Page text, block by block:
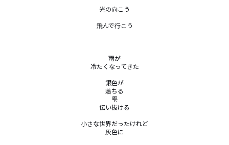
光の向こう
飛んで行こう
雨が
冷たくなってきた
銀色が
落ちる
雫
伝い抜ける
小さな世界だったけれど
灰色に